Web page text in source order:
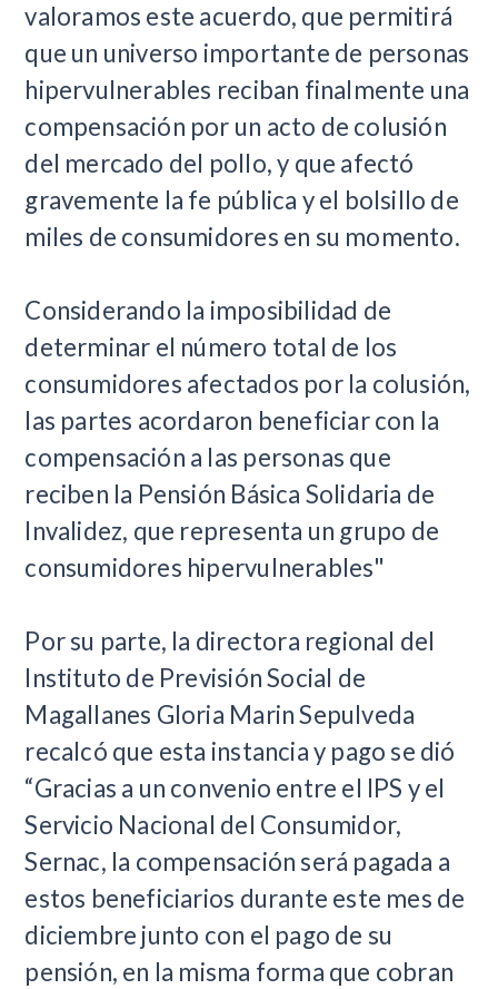
valoramos este acuerdo, que permitirá
que un universo importante de personas
hipervulnerables reciban finalmente una
compensación por un acto de colusión
del mercado del pollo, y que afectó
gravemente la fe pública y el bolsillo de
miles de consumidores en su momento.
Considerando la imposibilidad de
determinar el número total de los
consumidores afectados por la colusión,
las partes acordaron beneficiar con la
compensación a las personas que
reciben la Pensión Básica Solidaria de
Invalidez, que representa un grupo de
consumidores hipervulnerables"
Por su parte, la directora regional del
Instituto de Previsión Social de
Magallanes Gloria Marin Sepulveda
recalcó que esta instancia y pago se dió
“Gracias a un convenio entre el IPS y el
Servicio Nacional del Consumidor,
Sernac, la compensación será pagada a
estos beneficiarios durante este mes de
diciembre junto con el pago de su
pensión, en la misma forma que cobran